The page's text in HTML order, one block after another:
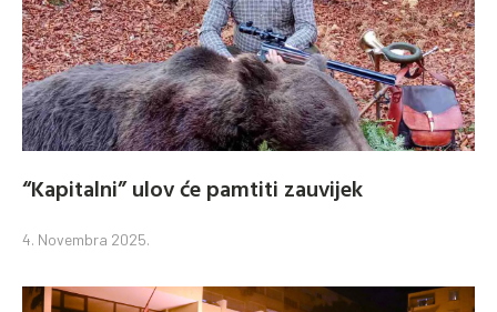
“Kapitalni” ulov će pamtiti zauvijek
4. Novembra 2025.